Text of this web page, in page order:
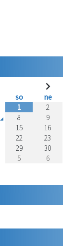
so
ne
1
2
8
9
15
16
22
23
29
30
5 6